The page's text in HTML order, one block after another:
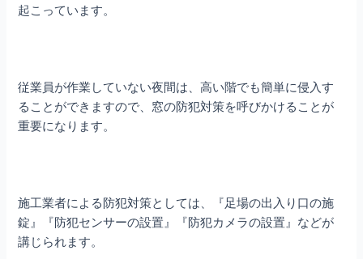
起こっています。
従業員が作業していない夜間は、高い階でも簡単に侵入す
ることができますので、窓の防犯対策を呼びかけることが
重要になります。
施工業者による防犯対策としては、『足場の出入り口の施
錠』『防犯センサーの設置』『防犯カメラの設置』などが
講じられます。